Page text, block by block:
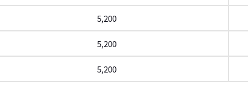
5,200
5,200
5,200